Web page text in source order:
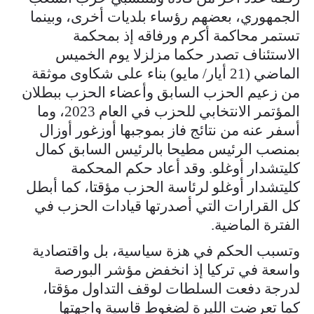
الجمهوري، بعضهم رؤساء بلديات أخرى، وبينما
تستمر محاكمة أكرم ورفاقه إذ بمحكمة
الاستئناف تصدر حكما مزلزلا يوم الخميس
الماضي (21 أيار/ مايو) بناء على شكاوى موثقة
من زعيم الحزب السابق وأعضاء الحزب ببطلان
المؤتمر الانتخابي للحزب في العام 2023، وما
أسفر عنه من نتائج فاز بموجبها أوزغور أوزال
بمنصب الرئيس مطيحا بالرئيس السابق كمال
كليتشدار أوغلو. وقد أعاد حكم المحكمة
كليتشدار أوغلو لرئاسة الحزب مؤقتا، كما أبطل
كل القرارات التي أصدرتها قيادات الحزب في
الفترة الماضية.
وتسبب الحكم في هزة سياسية، بل واقتصادية
واسعة في تركيا إذ انخفض مؤشر البورصة
لدرجة دفعت السلطات لوقف التداول مؤقتا،
كما تعرضت الليرة لضغوط قاسية واجهتها